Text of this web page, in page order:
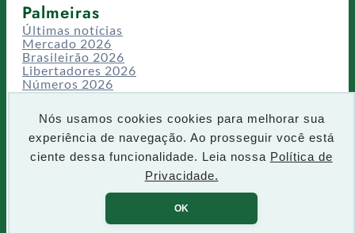
Nós usamos cookies cookies para melhorar sua
experiência de navegação. Ao prosseguir você está
ciente dessa funcionalidade. Leia nossa Política de
Privacidade.
OK
Palmeiras
Últimas notícias
Mercado 2026
Brasileirão 2026
Libertadores 2026
Números 2026
Campeonatos
Temporadas
CT/Centro de Excelência
Busca
P
q
u